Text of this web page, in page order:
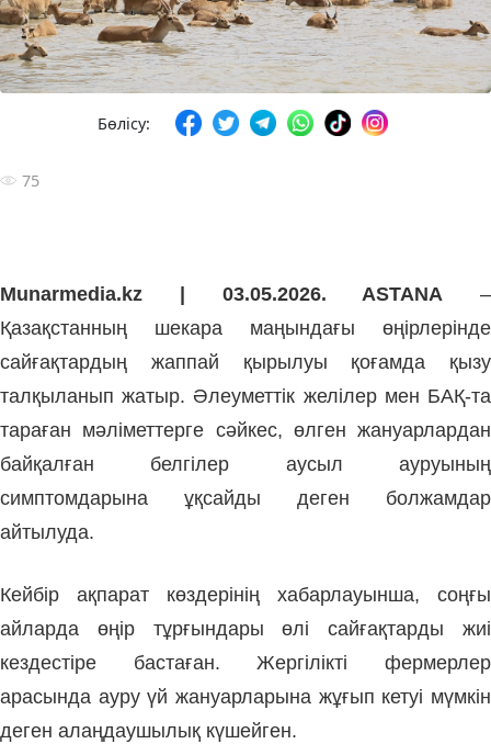
Бөлісу:
75
Munarmedia.kz | 03.05.2026. ASTANA –
Қазақстанның шекара маңындағы өңірлерінде
сайғақтардың жаппай қырылуы қоғамда қызу
талқыланып жатыр. Әлеуметтік желілер мен БАҚ-та
тараған мәліметтерге сәйкес, өлген жануарлардан
байқалған белгілер аусыл ауруының
симптомдарына ұқсайды деген болжамдар
айтылуда.
Кейбір ақпарат көздерінің хабарлауынша, соңғы
айларда өңір тұрғындары өлі сайғақтарды жиі
кездестіре бастаған. Жергілікті фермерлер
арасында ауру үй жануарларына жұғып кетуі мүмкін
деген алаңдаушылық күшейген.